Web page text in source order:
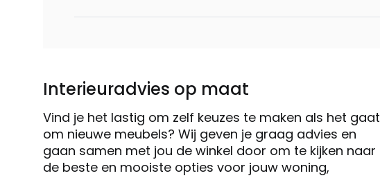
Interieuradvies op maat
Vind je het lastig om zelf keuzes te maken als het gaat
om nieuwe meubels? Wij geven je graag advies en
gaan samen met jou de winkel door om te kijken naar
de beste en mooiste opties voor jouw woning,